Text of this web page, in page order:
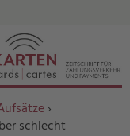
›
schlecht